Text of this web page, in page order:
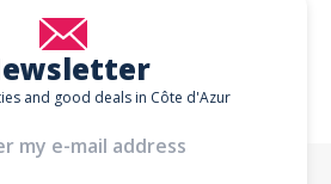
and good deals in Côte d'Azur